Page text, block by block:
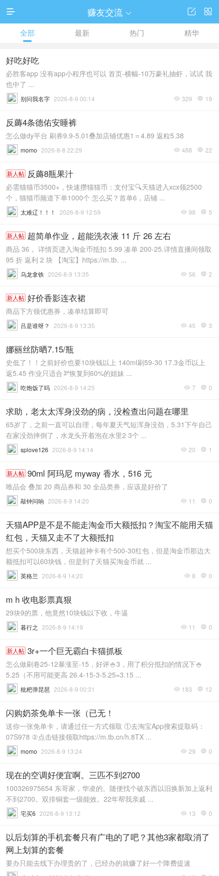
 赚友交流  

全部 最新 热门 精华
好吃好吃
必胜客app 没有app小程序也可以 首页-横幅-10万豪礼抽虾，试试 我
也中了 ...
 329  19
别问我名字 2026-8-9 00:14
反薅4条德佑安睡裤
怎么做dy平台 刷券9.9-5.01叠加店铺优惠1＝4.89 返粒5.38
 488  22
momo 2026-8-8 22:29
新人帖 反薅8瓶果汁
必需猫猫币3500+，快速攒猫猫币：支付宝🔍天猫进入xcx领2500
个，猫猫币频道下单1000个 怎么买？首单6，店铺 ...
 98  5
太难辽！！！ 2026-8-9 12:59
新人帖 超简单作业，超能洗衣液 11 斤 26 左右
商品 36， 详情页进入淘金币抵扣 5.99 凑单 200-25.详情直播间领取
95 折 返利 2 块 【淘宝】https://m.tb. ...
 56  2
乌龙拿铁 2026-8-9 13:35
新人帖 好价香影连衣裙
商品下方领优惠券，凑单结算即可
 45  3
吕是谁呀？ 2026-8-9 13:35
娜丽丝防晒7.15/瓶
史低了！！之前好价也要10块钱以上 140ml刷59-30 17.3金币以上
返5.45 作业只适合🫘恢复到60%的姐妹 ...
 7  0
吃饱饭了吗 2026-8-9 14:25
求助，老太太浑身没劲的病，没检查出问题在哪里
65岁了，之前一直可以自理，每年夏天气短浑身没劲，5.31下午自己
在家没劲摔倒了，水龙头开着泡在水里2 3个 ...
 20  1
splove126 2026-8-9 14:14
新人帖 90ml 阿玛尼 myway 香水，516 元
唯品会 叠加 20 商品券和 30 全品类券，应该是好价了
 11  0
敲钟问响 2026-8-9 14:20
天猫APP是不是不能走淘金币大额抵扣？淘宝不能用天猫
红包，天猫又走不了大额抵扣
想买个500块东西，天猫超神卡有个500-30红包，但是淘金币那边大
额抵扣可以60块钱，但是到了天猫买淘金币就 ...
 8  0
英格兰 2026-8-9 14:20
m h 收电影票真狠
29块9的票，他竟然10块钱以下收，牛逼
 11  0
暮行之 2026-8-9 14:19
新人帖 3r+一个巨无霸白卡猫抓板
怎么做刷卷25-12暴涨至-15，好评🍚3，用了积分抵扣的情况下🍚
5.25（不用可能更高 26.4-15-3-5.25=3.15 ...
 183  12
枇杷弹琵琶 2026-8-9 00:31
闪购奶茶免单卡一张（已无！
送你一张免单卡，请通过任一方式领取 ①去淘宝App搜索提取码：
07S978 ②点击链接领取https://m.tb.cn/h.8TX ...
 29  0
momo 2026-8-9 13:24
现在的空调好便宜啊。三匹不到2700
100326975654 东哥家，华凌的。随便找个破东西以旧换新加上返利
不到2700。双排铜套一级能效。22年帮我亲戚 ...
 13  0
宅买6 2026-8-9 13:12
以后划算的手机套餐只有广电的了吧？其他3家都取消了
网上划算的套餐
要办只能去线下办理贵的了，已经办的就赚了好一个降费提速